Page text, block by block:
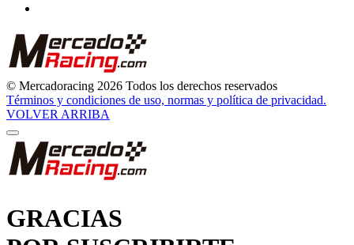
© Mercadoracing 2026 Todos los derechos reservados
Términos y condiciones de uso, normas y política de privacidad.
VOLVER ARRIBA
GRACIAS